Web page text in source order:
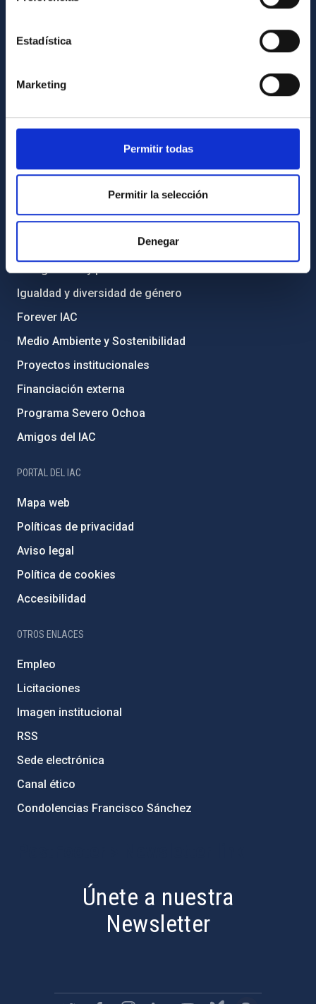
Estadística
Marketing
Permitir todas
Permitir la selección
Denegar
Cómo llegar al IAC
Biblioteca
INFORMACIÓN INSTITUCIONAL
Legislación
Código ético y política antifraude
Igualdad y diversidad de género
Forever IAC
Medio Ambiente y Sostenibilidad
Proyectos institucionales
Financiación externa
Programa Severo Ochoa
Amigos del IAC
PORTAL DEL IAC
Mapa web
Políticas de privacidad
Aviso legal
Política de cookies
Accesibilidad
OTROS ENLACES
Empleo
Licitaciones
Imagen institucional
RSS
Sede electrónica
Canal ético
Condolencias Francisco Sánchez
Únete a nuestra
Newsletter